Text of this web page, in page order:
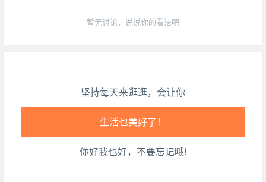
暂无讨论，说说你的看法吧
坚持每天来逛逛，会让你
生活也美好了！
心情也舒畅了！
你好我也好，不要忘记哦!